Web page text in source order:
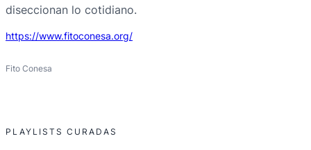
diseccionan lo cotidiano.
https://www.fitoconesa.org/
Fito Conesa
PLAYLISTS CURADAS